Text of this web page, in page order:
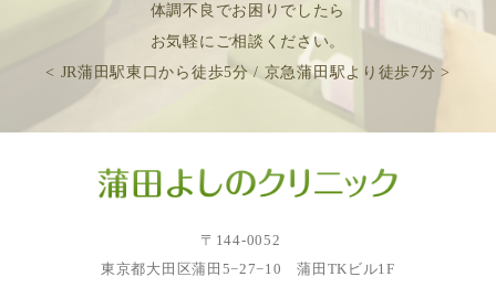
体調不良でお困りでしたら
お気軽にご相談ください。
< JR蒲田駅東口から徒歩5分 / 京急蒲田駅より徒歩7分 >
〒144-0052
東京都大田区蒲田5−27−10 蒲田TKビル1F